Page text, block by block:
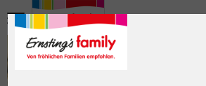
Menü